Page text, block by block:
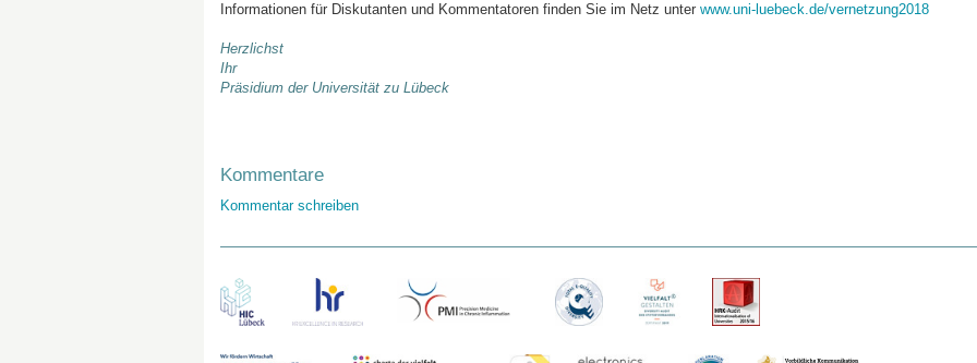
Informationen für Diskutanten und Kommentatoren finden Sie im Netz unter www.uni-luebeck.de/vernetzung2018
Herzlichst
Ihr
Präsidium der Universität zu Lübeck
Kommentare
Kommentar schreiben